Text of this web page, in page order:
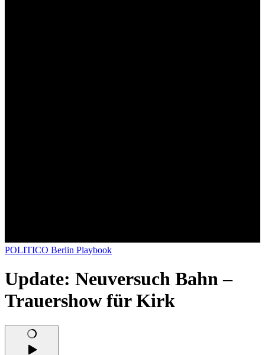
POLITICO Berlin Playbook
Update: Neuversuch Bahn –
Trauershow für Kirk